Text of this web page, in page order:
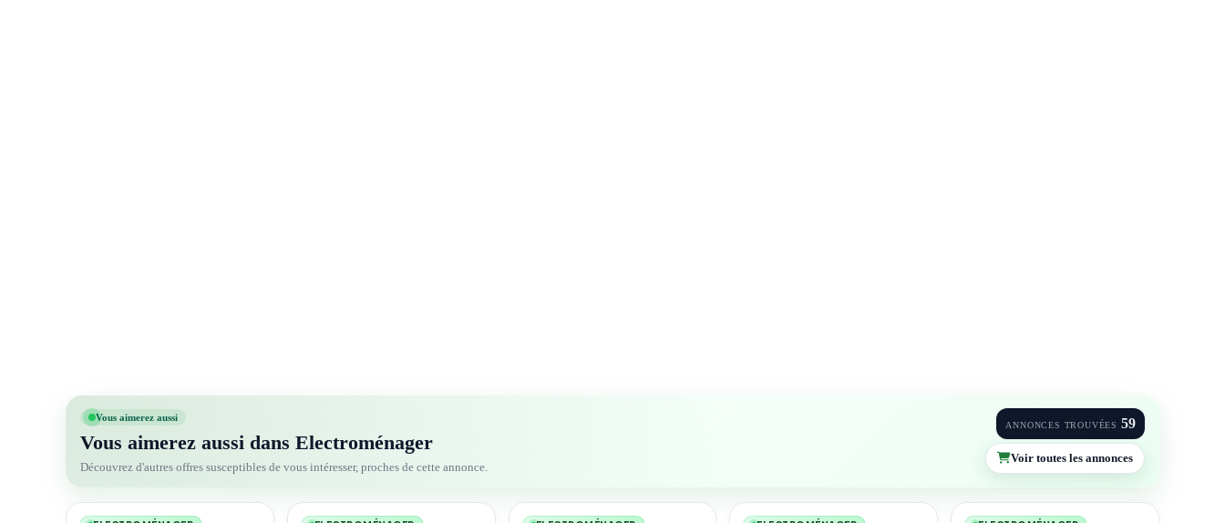
Vous aimerez aussi
Vous aimerez aussi dans Electroménager
Découvrez d'autres offres susceptibles de vous intéresser, proches de cette annonce.
ANNONCES TROUVÉES 59
Voir toutes les annonces